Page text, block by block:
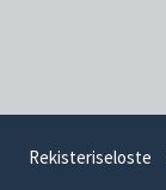
Rekisteriseloste